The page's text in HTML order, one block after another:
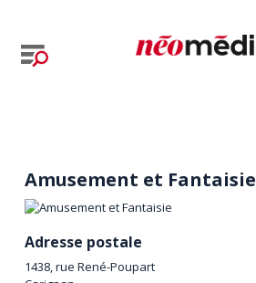
Amusement et Fantaisie
Adresse postale
1438, rue René-Poupart